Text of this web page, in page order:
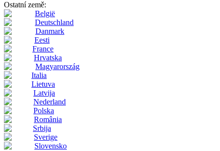
Ostatní země:
België
Deutschland
Danmark
Eesti
France
Hrvatska
Magyarország
Italia
Lietuva
Latvija
Nederland
Polska
România
Srbija
Sverige
Slovensko